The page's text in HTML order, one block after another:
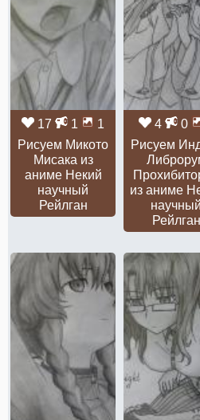
17 1
1
Рисуем Микото
Мисака из
аниме Некий
научный
Рейлган
4 0
Рисуем
из аниме
научный
Рейлган